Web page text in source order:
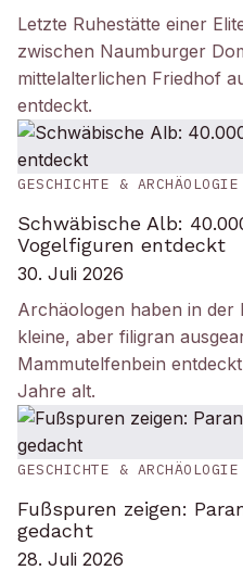
Letzte Ruhestätte einer
zwischen Naumburger
mittelalterlichen Friedhof
entdeckt.
GESCHICHTE & ARCHÄOLOGIE
Schwäbische Alb:
Vogelfiguren entdeckt
30. Juli 2026
Archäologen haben in der
kleine, aber filigran
Mammutelfenbein
Jahre alt.
GESCHICHTE & ARCHÄOLOGIE
Fußspuren zeigen:
gedacht
28. Juli 2026